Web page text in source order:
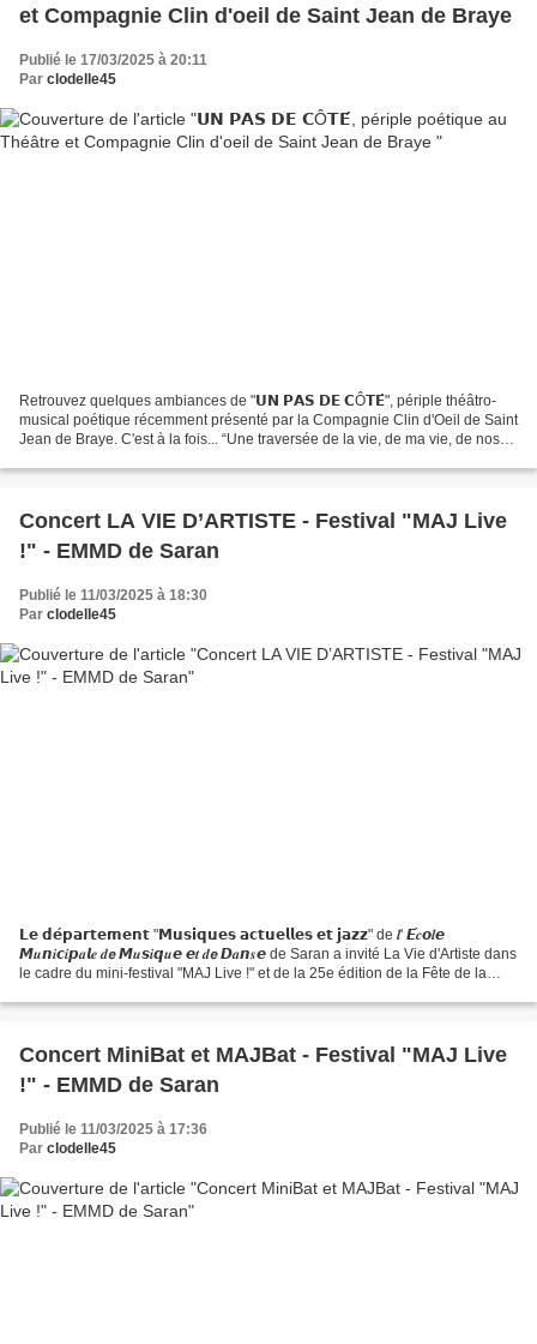
et Compagnie Clin d'oeil de Saint Jean de Braye
Publié le 17/03/2025 à 20:11
Par clodelle45
Retrouvez quelques ambiances de "𝗨𝗡 𝗣𝗔𝗦 𝗗𝗘 𝗖Ô𝗧𝗘́", périple théâtro-
musical poétique récemment présenté par la Compagnie Clin d'Oeil de Saint
Jean de Braye. C'est à la fois... “Une traversée de la vie, de ma vie, de nos
Concert LA VIE D’ARTISTE - Festival "MAJ Live
!" - EMMD de Saran
Publié le 11/03/2025 à 18:30
Par clodelle45
𝗟𝗲 𝗱𝗲́𝗽𝗮𝗿𝘁𝗲𝗺𝗲𝗻𝘁 "𝗠𝘂𝘀𝗶𝗾𝘂𝗲𝘀 𝗮𝗰𝘁𝘂𝗲𝗹𝗹𝗲𝘀 𝗲𝘁 𝗷𝗮𝘇𝘇" de 𝒍' 𝙀́𝒄𝙤𝒍𝙚
𝙈𝒖𝙣𝒊𝙘𝒊𝙥𝒂𝙡𝒆 𝒅𝙚 𝙈𝒖𝙨𝒊𝙦𝒖𝙚 𝙚𝒕 𝒅𝙚 𝘿𝒂𝙣𝒔𝙚 de Saran a invité La Vie d'Artiste dans
le cadre du mini-festival "MAJ Live !" et de la 25e édition de la Fête de la
Concert MiniBat et MAJBat - Festival "MAJ Live
!" - EMMD de Saran
Publié le 11/03/2025 à 17:36
Par clodelle45